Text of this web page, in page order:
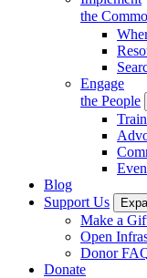
the
Engage
the People
Blog
Support Us
Make a
Open
Donor
Donate